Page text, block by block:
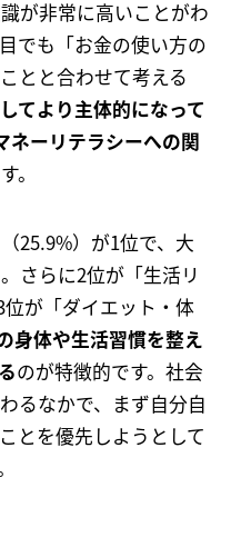
が非常に高いことがわ
でも「お金の使い方の
とと合わせて考える
てより主体的になって
ネーリテラシーへの関
。
25.9%）が1位で、大
さらに2位が「生活リ
が「ダイエット・体
身体や生活習慣を整え
のが特徴的です。社会
るなかで、まず自分自
とを優先しようとして